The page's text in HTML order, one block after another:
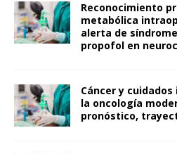
Reconocimiento
metabólica
alerta de
propofol en
Cáncer y
la oncología
pronóstico,